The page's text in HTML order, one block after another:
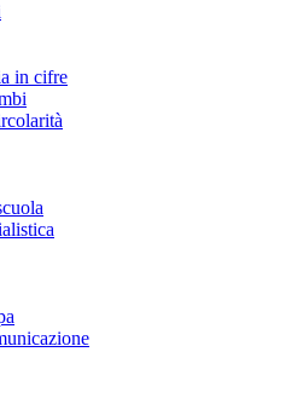
in cifre